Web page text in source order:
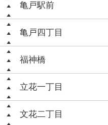
亀戸駅前
亀戸四丁目
福神橋
立花一丁目
文花二丁目